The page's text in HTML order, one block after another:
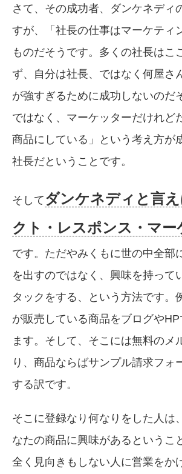
さて、その成功者、ダンケネディ
すが、「社長の仕事はマーケティ
ものだそうです。多くの社長はこ
ず、自分は社長、ではなく何屋さ
が強すぎるために成功しないのだ
ではなく、マーケッターだけれど
商品にしている」という考え方が
社長だということです。
そして ダンケネディと言
クト・レスポンス・マ
です。ただやみくもに世の中全部
を出すのではなく、興味を持って
タックをする、という方法です。
が販売している商品をブログや
ます。そして、そこには無料のメ
り、商品ならばサンプル請求フォ
する訳です。
そこに登録なり何なりをした人は
なたの商品に興味があるというこ
全く見向きもしない人に営業をか